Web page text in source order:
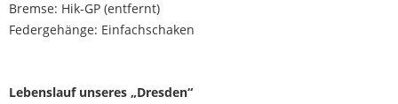
Bremse: Hik-GP (entfernt)
Federgehänge: Einfachschaken
Lebenslauf unseres „Dresden“